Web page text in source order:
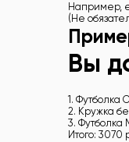
Например,
(Не
Вы
1. Футболка
2. Кружка
3.
Итого: 3070